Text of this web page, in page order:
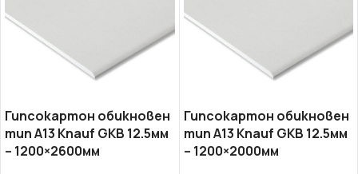
Гипсокартон обикновен
тип A13 Knauf GKB 12.5мм
– 1200×2600мм
Гипсокартон обикновен
тип A13 Knauf GKB 12.5мм
– 1200×2000мм